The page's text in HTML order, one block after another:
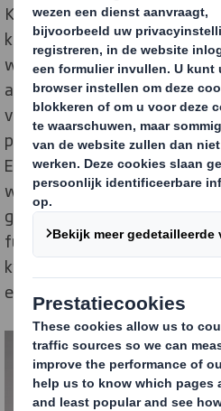
Kinderen moeten al op
kiezen. Omdat DS Smith
weinig weet hebben van wat
afspeelt, stelden we ons
verandering in te brengen.
platform (STEM staat voor
Engineering en Mathematics),
werkten we aan video’s
gegeven in de dagelijkse
functies. In deze interviews
kwaliteitsmedewerkster
een technische omgeving zo